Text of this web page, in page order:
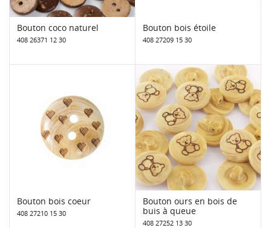
Bouton coco naturel
408 26371 12 30
Bouton bois étoile
408 27209 15 30
Bouton bois coeur
408 27210 15 30
Bouton ours en bois de
buis à queue
408 27252 13 30